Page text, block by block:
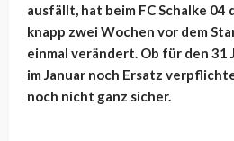
ausfällt, hat beim FC Schalke
knapp zwei Wochen vor dem
einmal verändert. Ob für den
im Januar noch Ersatz
noch nicht ganz sicher.